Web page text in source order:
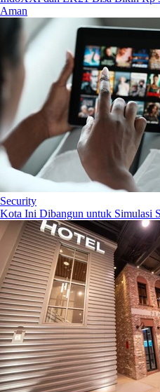
Aman
Security
Kota Ini Dibangun untuk Simulasi